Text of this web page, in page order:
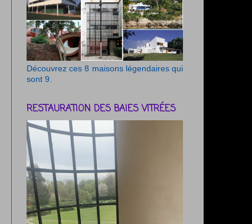
Découvrez ces 8 maisons légendaires qui
sont 9.
RESTAURATION DES BAIES VITRÉES